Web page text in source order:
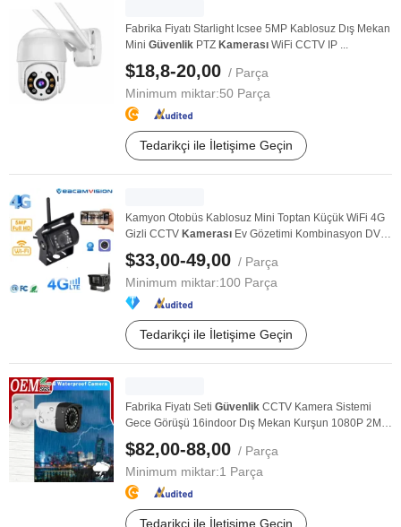
Fabrika Fiyatı Starlight Icsee 5MP Kablosuz Dış Mekan
Mini Güvenlik PTZ Kamerası WiFi CCTV IP ...
$18,8-20,00 / Parça
Minimum miktar:50 Parça
Tedarikçi ile İletişime Geçin
Kamyon Otobüs Kablosuz Mini Toptan Küçük WiFi 4G
Gizli CCTV Kamerası Ev Gözetimi Kombinasyon DVR
...
$33,00-49,00 / Parça
Minimum miktar:100 Parça
Tedarikçi ile İletişime Geçin
Fabrika Fiyatı Seti Güvenlik CCTV Kamera Sistemi
Gece Görüşü 16indoor Dış Mekan Kurşun 1080P 2MP
5MP ...
$82,00-88,00 / Parça
Minimum miktar:1 Parça
Tedarikçi ile İletişime Geçin